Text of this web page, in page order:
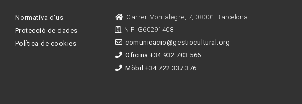
Normativa d'us
Protecció de dades
Política de cookies
Carrer Montalegre, 7, 08001 Barcelona
NIF. G60291408
comunicacio@gestiocultural.org
Oficina +34 932 703 566
Mòbil +34 722 337 376